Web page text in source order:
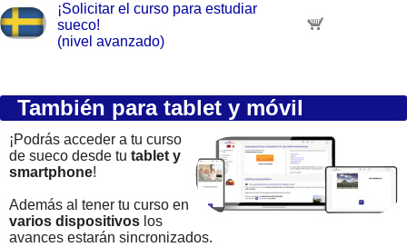
¡Solicitar el curso para estudiar
sueco!
(nivel avanzado)
También para tablet y móvil
¡Podrás acceder a tu curso
de sueco desde tu tablet y
smartphone!
Además al tener tu curso en
varios dispositivos los
avances estarán sincronizados.